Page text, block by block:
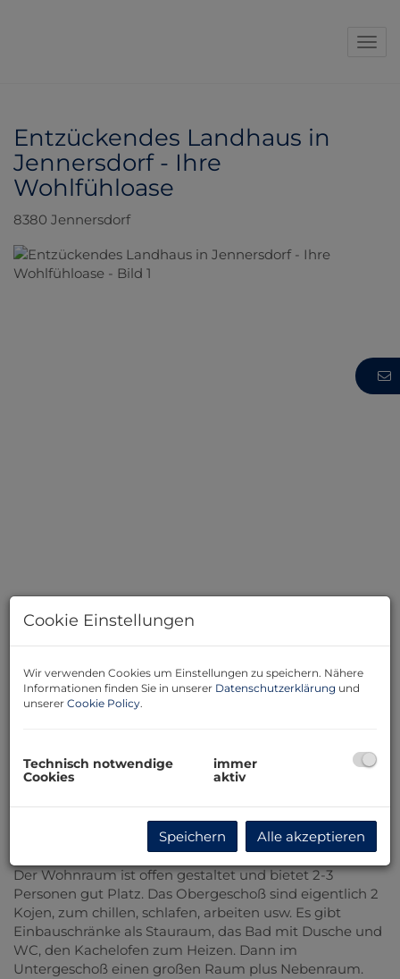
Entzückendes Landhaus in
Jennersdorf - Ihre
Wohlfühloase
8380 Jennersdorf
Beschreibung
Können wir bei knapp 68 m2 schon von einem Tiny-
weiß ist, dass ich nicht oft über einen so
außergewöhnlich schönen Platz inklusive Haus
Der Wohnraum ist offen gestaltet und bietet 2-3
Personen gut Platz. Das Obergeschoß sind eigentlich 2
Kojen, zum chillen, schlafen, arbeiten usw. Es gibt
Einbauschränke als Stauraum, das Bad mit Dusche und
WC, den Kachelofen zum Heizen. Dann im
Untergeschoß einen großen Raum plus Nebenraum.
Cookie Einstellungen
Wir verwenden Cookies um Einstellungen zu speichern. Nähere
Informationen finden Sie in unserer Datenschutzerklärung und
unserer Cookie Policy.
Technisch notwendige
Cookies
immer
aktiv
Speichern Alle akzeptieren